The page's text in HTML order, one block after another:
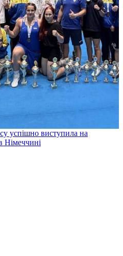
успішно виступила на
Німеччині